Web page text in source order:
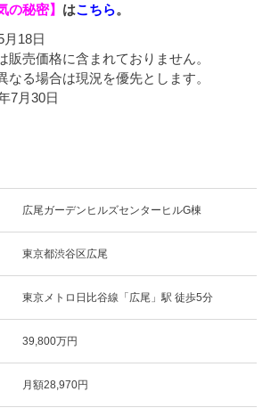
の秘密】 はこちら。
月18日
売価格に含まれておりません。
る場合は現況を優先とします。
7月30日
広尾ガーデンヒルズセンターヒルG棟
東京都渋谷区広尾
東京メトロ日比谷線「広尾」駅 徒歩5分
39,800万円
月額28,970円